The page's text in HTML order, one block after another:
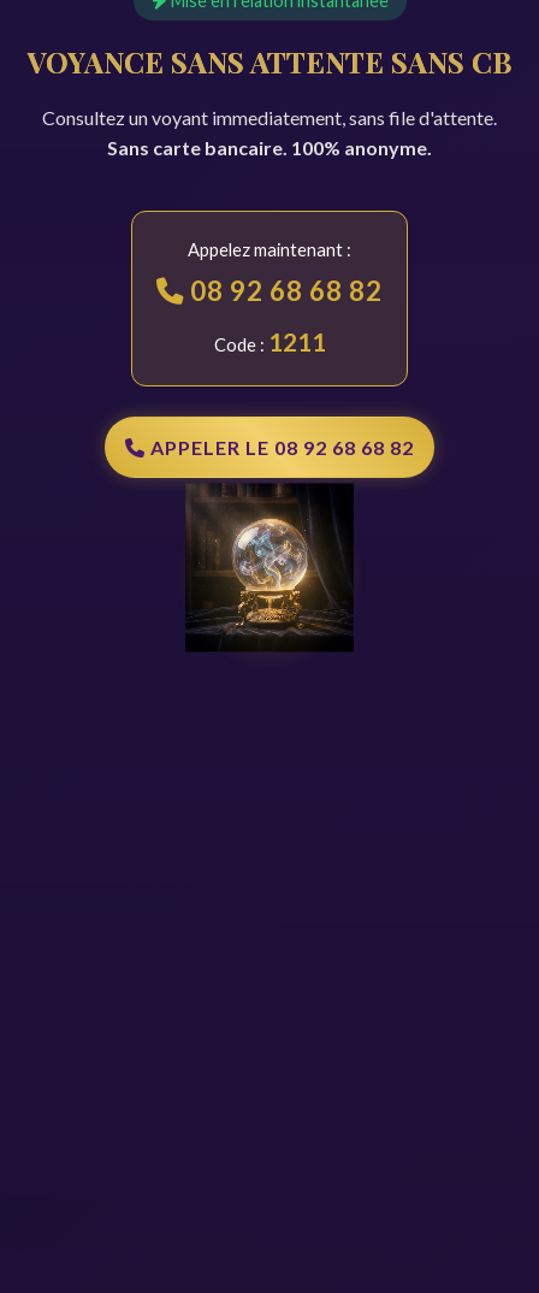
VOYANCE SANS ATTENTE SANS CB
Consultez un voyant immediatement, sans file d'attente.
Sans carte bancaire. 100% anonyme.
Appelez maintenant :
08 92 68 68 82
Code : 1211
APPELER LE 08 92 68 68 82